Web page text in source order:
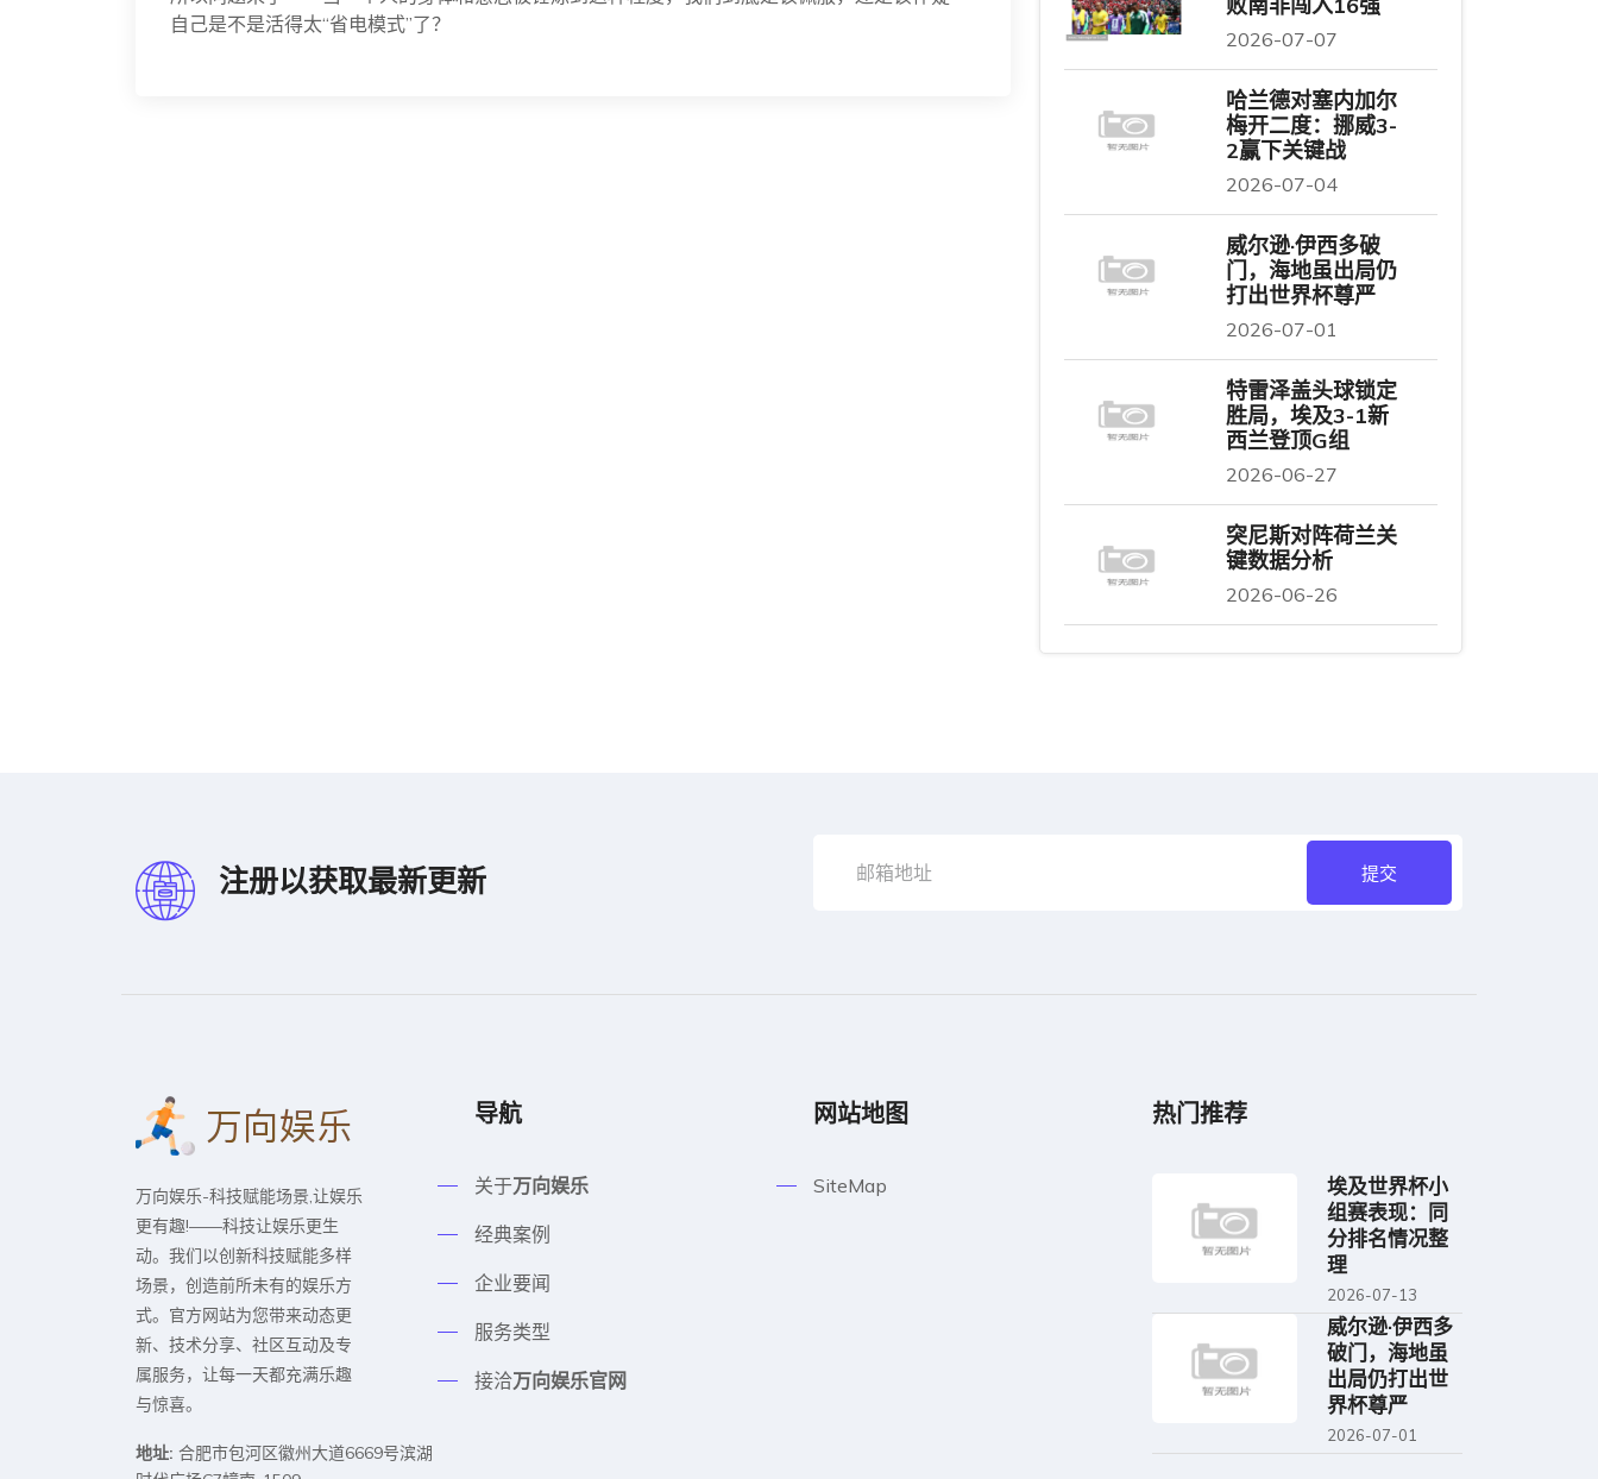
自己是不是活得太“省电模式”了？
2026-07-07
哈兰德对塞内加尔
梅开二度：挪威3-
2赢下关键战
2026-07-04
威尔逊·伊西多破
门，海地虽出局仍
打出世界杯尊严
2026-07-01
特雷泽盖头球锁定
胜局，埃及3-1新
西兰登顶G组
2026-06-27
突尼斯对阵荷兰关
键数据分析
2026-06-26
注册以获取最新更新 提交
万向娱乐-科技赋能场景,让娱乐
更有趣!——科技让娱乐更生
动。我们以创新科技赋能多样
场景，创造前所未有的娱乐方
式。官方网站为您带来动态更
新、技术分享、社区互动及专
属服务，让每一天都充满乐趣
与惊喜。
地址: 合肥市包河区徽州大道6669号滨湖
导航
关于万向娱乐
经典案例
企业要闻
服务类型
接洽万向娱乐官网
网站地图
SiteMap
热门推荐
埃及世界杯小
组赛表现：同
分排名情况整
理
2026-07-13
威尔逊·伊西多
破门，海地虽
出局仍打出世
界杯尊严
2026-07-01